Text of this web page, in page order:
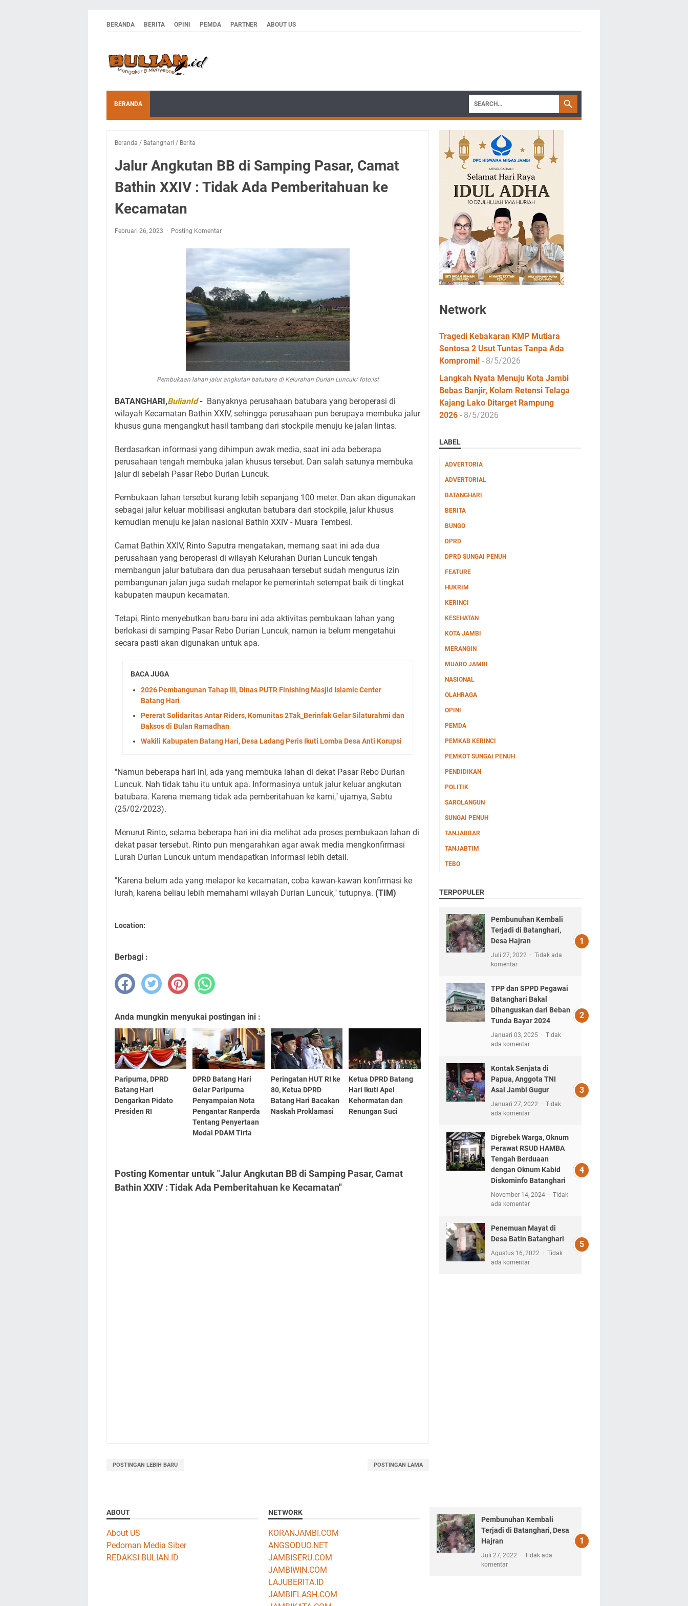
BERANDA BERITA OPINI PEMDA PARTNER ABOUT US
BERANDA
Beranda / Batanghari / Berita
Jalur Angkutan BB di Samping Pasar, Camat
Bathin XXIV : Tidak Ada Pemberitahuan ke
Kecamatan
Februari 26, 2023 Posting Komentar
Pembukaan lahan jalur angkutan batubara di Kelurahan Durian Luncuk/ foto:ist
BATANGHARI,BulianId- Banyaknya perusahaan batubara yang beroperasi di
wilayah Kecamatan Bathin XXIV, sehingga perusahaan pun berupaya membuka jalur
khusus guna mengangkut hasil tambang dari stockpile menuju ke jalan lintas.
Berdasarkan informasi yang dihimpun awak media, saat ini ada beberapa
perusahaan tengah membuka jalan khusus tersebut. Dan salah satunya membuka
jalur di sebelah Pasar Rebo Durian Luncuk.
Pembukaan lahan tersebut kurang lebih sepanjang 100 meter. Dan akan digunakan
sebagai jalur keluar mobilisasi angkutan batubara dari stockpile, jalur khusus
kemudian menuju ke jalan nasional Bathin XXIV - Muara Tembesi.
Camat Bathin XXIV, Rinto Saputra mengatakan, memang saat ini ada dua
perusahaan yang beroperasi di wilayah Kelurahan Durian Luncuk tengah
membangun jalur batubara dan dua perusahaan tersebut sudah mengurus izin
pembangunan jalan juga sudah melapor ke pemerintah setempat baik di tingkat
kabupaten maupun kecamatan.
Tetapi, Rinto menyebutkan baru-baru ini ada aktivitas pembukaan lahan yang
berlokasi di samping Pasar Rebo Durian Luncuk, namun ia belum mengetahui
secara pasti akan digunakan untuk apa.
BACA JUGA
2026 Pembangunan Tahap III, Dinas PUTR Finishing Masjid Islamic Center
Batang Hari
Pererat Solidaritas Antar Riders, Komunitas 2Tak_Berinfak Gelar Silaturahmi dan
Baksos di Bulan Ramadhan
Wakili Kabupaten Batang Hari, Desa Ladang Peris Ikuti Lomba Desa Anti Korupsi
"Namun beberapa hari ini, ada yang membuka lahan di dekat Pasar Rebo Durian
Luncuk. Nah tidak tahu itu untuk apa. Informasinya untuk jalur keluar angkutan
batubara. Karena memang tidak ada pemberitahuan ke kami," ujarnya, Sabtu
(25/02/2023).
Menurut Rinto, selama beberapa hari ini dia melihat ada proses pembukaan lahan di
dekat pasar tersebut. Rinto pun mengarahkan agar awak media mengkonfirmasi
Lurah Durian Luncuk untum mendapatkan informasi lebih detail.
"Karena belum ada yang melapor ke kecamatan, coba kawan-kawan konfirmasi ke
lurah, karena beliau lebih memahami wilayah Durian Luncuk," tutupnya. (TIM)
Location:
Berbagi :
Anda mungkin menyukai postingan ini :
Paripurna, DPRD
Batang Hari
Dengarkan Pidato
Presiden RI
DPRD Batang Hari
Gelar Paripurna
Penyampaian Nota
Pengantar Ranperda
Tentang Penyertaan
Modal PDAM Tirta
Peringatan HUT RI ke
80, Ketua DPRD
Batang Hari Bacakan
Naskah Proklamasi
Ketua DPRD Batang
Hari Ikuti Apel
Kehormatan dan
Renungan Suci
Posting Komentar untuk "Jalur Angkutan BB di Samping Pasar, Camat
Bathin XXIV : Tidak Ada Pemberitahuan ke Kecamatan"
POSTINGAN LEBIH BARU POSTINGAN LAMA
Network
Tragedi Kebakaran KMP Mutiara
Sentosa 2 Usut Tuntas Tanpa Ada
Kompromi!- 8/5/2026
Langkah Nyata Menuju Kota Jambi
Bebas Banjir, Kolam Retensi Telaga
Kajang Lako Ditarget Rampung
2026- 8/5/2026
LABEL
ADVERTORIA
ADVERTORIAL
BATANGHARI
BERITA
BUNGO
DPRD
DPRD SUNGAI PENUH
FEATURE
HUKRIM
KERINCI
KESEHATAN
KOTA JAMBI
MERANGIN
MUARO JAMBI
NASIONAL
OLAHRAGA
OPINI
PEMDA
PEMKAB KERINCI
PEMKOT SUNGAI PENUH
PENDIDIKAN
POLITIK
SAROLANGUN
SUNGAI PENUH
TANJABBAR
TANJABTIM
TEBO
TERPOPULER
Pembunuhan Kembali
Terjadi di Batanghari,
Desa Hajran
Juli 27, 2022
Tidak ada
komentar
TPP dan SPPD Pegawai
Batanghari Bakal
Dihanguskan dari Beban
Tunda Bayar 2024
Januari 03, 2025
Tidak
ada komentar
Kontak Senjata di
Papua, Anggota TNI
Asal Jambi Gugur
Januari 27, 2022
Tidak
ada komentar
Digrebek Warga, Oknum
Perawat RSUD HAMBA
Tengah Berduaan
dengan Oknum Kabid
Diskominfo Batanghari
November 14, 2024
Tidak
ada komentar
Penemuan Mayat di
Desa Batin Batanghari
Agustus 16, 2022
Tidak
ada komentar
ABOUT
About US
Pedoman Media Siber
REDAKSI BULIAN.ID
NETWORK
KORANJAMBI.COM
ANGSODUO.NET
JAMBISERU.COM
JAMBIWIN.COM
LAJUBERITA.ID
JAMBIFLASH.COM
Pembunuhan Kembali
Terjadi di Batanghari, Desa
Hajran
Juli 27, 2022
Tidak ada
komentar